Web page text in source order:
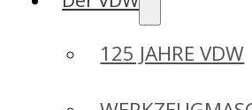
125 JAHRE VDW